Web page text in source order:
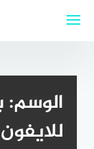
الوسم:
للايفون